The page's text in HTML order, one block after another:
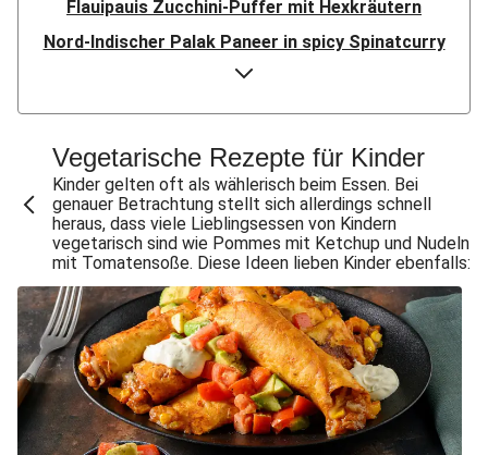
Flauipauis Zucchini-Puffer mit Hexkräutern
Nord-Indischer Palak Paneer in spicy Spinatcurry
Bowl & doppelt veganen Sweet-Chili-Filetstücken
Doppelte vegane Beyond Meat Frikadelle
Buttrige Filetstücke mit Kormapaste
Spinat-Brezenknödel mit Rahmschwammerln
Perlencouscous-Minestrone mit Kichererbsen
Chana Masala mit Kichererbsen und Babyspinat
Scharfe Linsensuppe mit Bio-Feta und veganen
Filetstücken
Vegane Beyond Meat Frikadelle mit Zwiebelsoße
Spätzle in Camembert-Creme-Soße
Bio-Halloumi auf Bohnenstampf
Vegetarische Rezepte für Kinder
Kinder gelten oft als wählerisch beim Essen. Bei
genauer Betrachtung stellt sich allerdings schnell
heraus, dass viele Lieblingsessen von Kindern
vegetarisch sind wie Pommes mit Ketchup und Nudeln
mit Tomatensoße. Diese Ideen lieben Kinder ebenfalls: